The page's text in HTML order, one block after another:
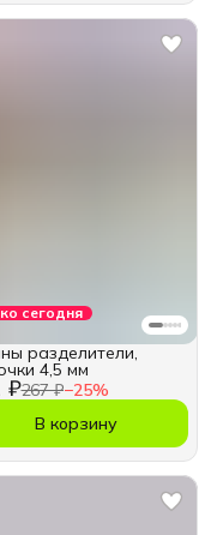
сегодня
₽267 ₽−25%
разделители,
4,5 мм
В корзину